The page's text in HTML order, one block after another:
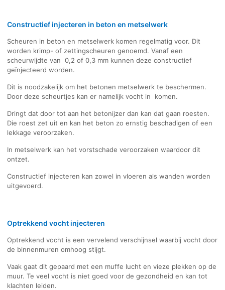
Constructief injecteren in beton en metselwerk
Scheuren in beton en metselwerk komen regelmatig voor. Dit
worden krimp- of zettingscheuren genoemd. Vanaf een
scheurwijdte van 0,2 of 0,3 mm kunnen deze constructief
geïnjecteerd worden.
Dit is noodzakelijk om het betonen metselwerk te beschermen.
Door deze scheurtjes kan er namelijk vocht in komen.
Dringt dat door tot aan het betonijzer dan kan dat gaan roesten.
Die roest zet uit en kan het beton zo ernstig beschadigen of een
lekkage veroorzaken.
In metselwerk kan het vorstschade veroorzaken waardoor dit
ontzet.
Constructief injecteren kan zowel in vloeren als wanden worden
uitgevoerd.
Optrekkend vocht injecteren
Optrekkend vocht is een vervelend verschijnsel waarbij vocht door
de binnenmuren omhoog stijgt.
Vaak gaat dit gepaard met een muffe lucht en vieze plekken op de
muur. Te veel vocht is niet goed voor de gezondheid en kan tot
klachten leiden.